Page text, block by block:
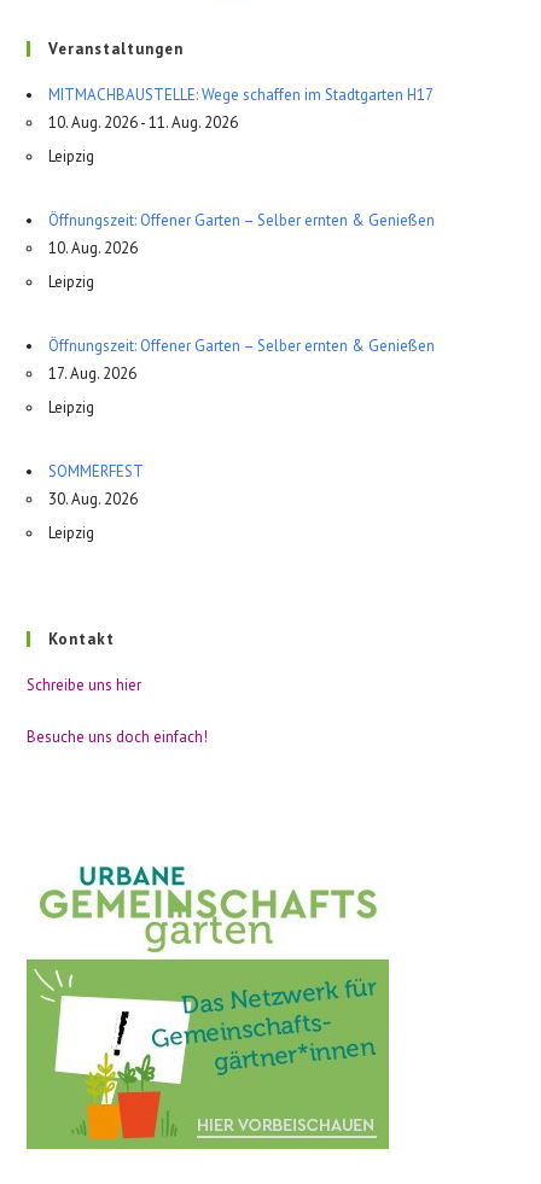
Veranstaltungen
MITMACHBAUSTELLE: Wege schaffen im Stadtgarten H17
10. Aug. 2026 - 11. Aug. 2026
Leipzig
Öffnungszeit: Offener Garten – Selber ernten & Genießen
10. Aug. 2026
Leipzig
Öffnungszeit: Offener Garten – Selber ernten & Genießen
17. Aug. 2026
Leipzig
SOMMERFEST
30. Aug. 2026
Leipzig
Kontakt
Schreibe uns hier
Besuche uns doch einfach!